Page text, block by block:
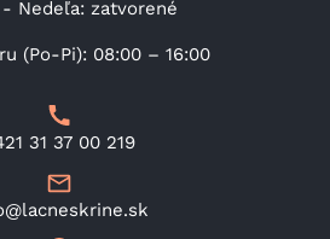
Nedeľa: zatvorené
(Po-Pi): 08:00 – 16:00
31 37 00 219